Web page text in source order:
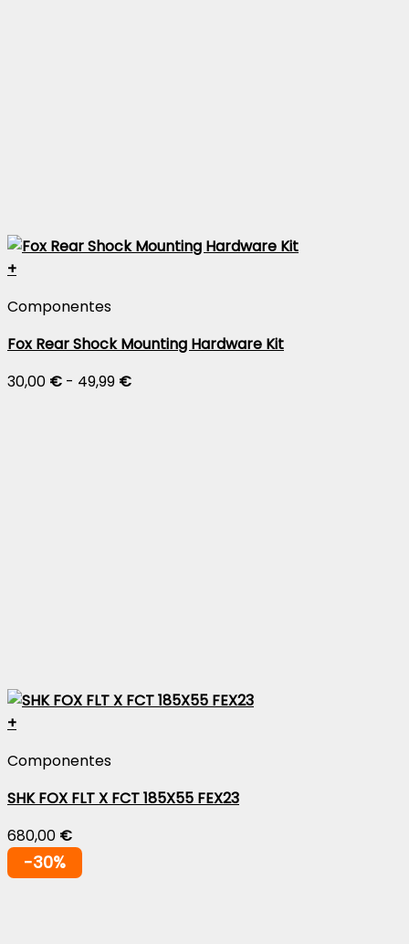
+
producto
tiene
variantes.
Componentes
Fox Rear Shock Mounting Hardware Kit
30,00 € - 49,99 €Rango
+
Componentes
SHK FOX FLT X FCT 185X55 FEX23
680,00 €
-30%